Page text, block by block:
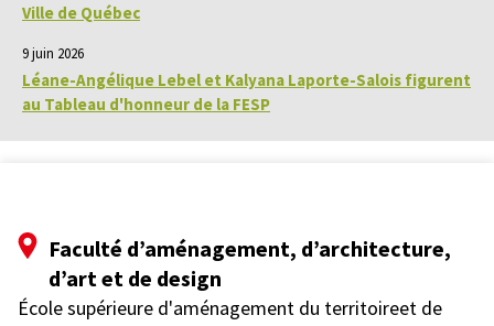
Ville de Québec
9 juin 2026
Léane-Angélique Lebel et Kalyana Laporte-Salois figurent
au Tableau d'honneur de la FESP
Faculté d’aménagement, d’architecture,
d’art et de design
École supérieure d'aménagement du territoireet de